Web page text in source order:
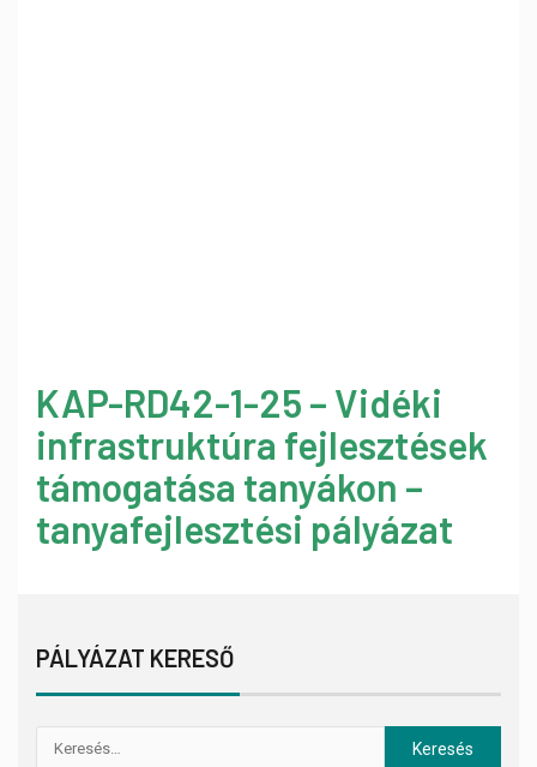
KAP-RD42-1-25 – Vidéki
infrastruktúra fejlesztések
támogatása tanyákon –
tanyafejlesztési pályázat
PÁLYÁZAT KERESŐ